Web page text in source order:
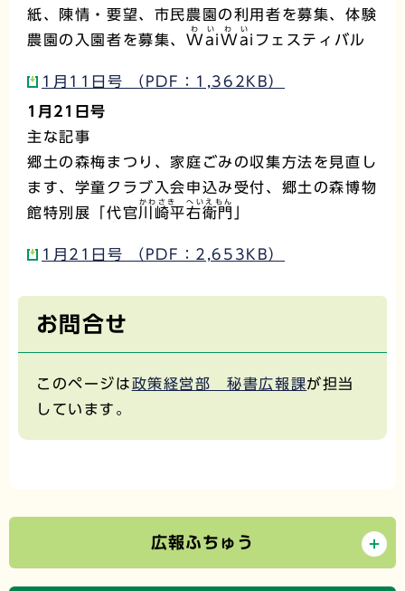
紙、陳情・要望、市民農園の利用者を募集、体験
農園の入園者を募集、 WaiWai
わいわい
フェスティバル
1月11日号 （PDF：1,362KB）
1月21日号
主な記事
郷土の森梅まつり、家庭ごみの収集方法を見直し
ます、学童クラブ入会申込み受付、郷土の森博物
館特別展「代官川崎平右衛門
かわさき へいえもん
1月21日号 （PDF：2,653KB）
お問合せ
このページは政策経営部 秘書広報課が担当
しています。
広報ふちゅう